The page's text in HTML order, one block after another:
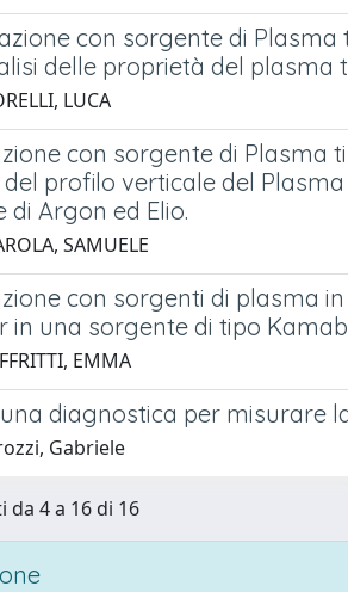
con sorgente di
delle proprietà del plasma
LUCA
con sorgente di Plasma
profilo verticale del
di Argon ed Elio.
SAMUELE
con sorgenti di plasma
in una sorgente di tipo
EMMA
diagnostica per misurare
Gabriele
4 a 16 di 16